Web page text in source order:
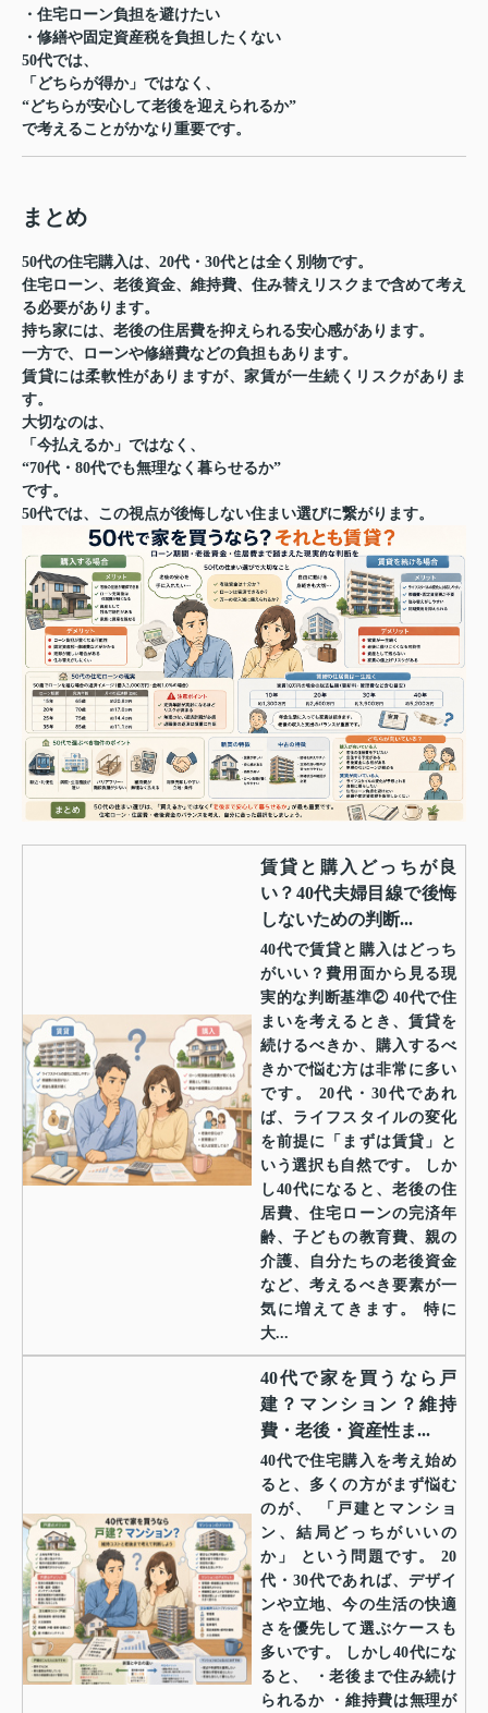
・住宅ローン負担を避けたい
・修繕や固定資産税を負担したくない
50代では、
「どちらが得か」ではなく、
“どちらが安心して老後を迎えられるか”
で考えることがかなり重要です。
まとめ
50代の住宅購入は、20代・30代とは全く別物です。
住宅ローン、老後資金、維持費、住み替えリスクまで含めて考え
る必要があります。
持ち家には、老後の住居費を抑えられる安心感があります。
一方で、ローンや修繕費などの負担もあります。
賃貸には柔軟性がありますが、家賃が一生続くリスクがありま
す。
大切なのは、
「今払えるか」ではなく、
“70代・80代でも無理なく暮らせるか”
です。
50代では、この視点が後悔しない住まい選びに繋がります。
賃貸と購入どっちが良
い？40代夫婦目線で後悔
しないための判断...
40代で賃貸と購入はどっち
がいい？費用面から見る現
実的な判断基準② 40代で住
まいを考えるとき、賃貸を
続けるべきか、購入するべ
きかで悩む方は非常に多い
です。 20代・30代であれ
ば、ライフスタイルの変化
を前提に「まずは賃貸」と
いう選択も自然です。 しか
し40代になると、老後の住
居費、住宅ローンの完済年
齢、子どもの教育費、親の
介護、自分たちの老後資金
など、考えるべき要素が一
気に増えてきます。 特に
大...
40代で家を買うなら戸
建？マンション？維持
費・老後・資産性ま...
40代で住宅購入を考え始め
ると、多くの方がまず悩む
のが、 「戸建とマンショ
ン、結局どっちがいいの
か」 という問題です。 20
代・30代であれば、デザイ
ンや立地、今の生活の快適
さを優先して選ぶケースも
多いです。 しかし40代にな
ると、 ・老後まで住み続け
られるか ・維持費は無理が